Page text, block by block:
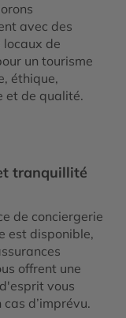
avec des
de
un tourisme
éthique,
et de qualité.
tranquillité
de conciergerie
est disponible,
offrent une
vous
d’imprévu.